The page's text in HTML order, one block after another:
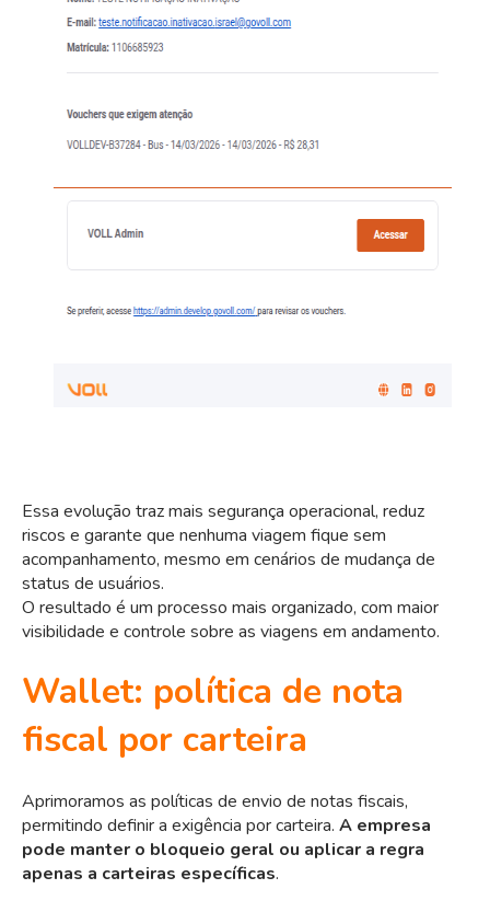
Essa evolução traz mais segurança operacional, reduz
riscos e garante que nenhuma viagem fique sem
acompanhamento, mesmo em cenários de mudança de
status de usuários.
O resultado é um processo mais organizado, com maior
visibilidade e controle sobre as viagens em andamento.
Wallet: política de nota
fiscal por carteira
Aprimoramos as políticas de envio de notas fiscais,
permitindo definir a exigência por carteira. A empresa
pode manter o bloqueio geral ou aplicar a regra
apenas a carteiras específicas.